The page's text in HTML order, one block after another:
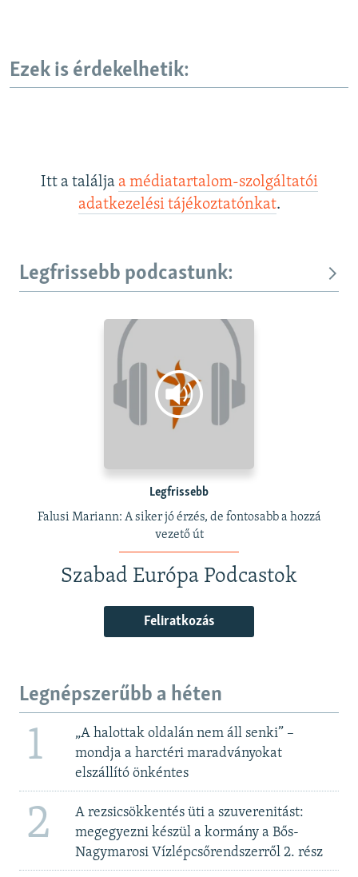
Ezek is érdekelhetik:
Itt a találja a médiatartalom-szolgáltatói
adatkezelési tájékoztatónkat.
Legfrissebb podcastunk:
Legfrissebb
Falusi Mariann: A siker jó érzés, de fontosabb a hozzá
vezető út
Szabad Európa Podcastok
Feliratkozás
Legnépszerűbb a héten
1
„A halottak oldalán nem áll senki” –
mondja a harctéri maradványokat
elszállító önkéntes
2
A rezsicsökkentés üti a szuverenitást:
megegyezni készül a kormány a Bős-
Nagymarosi Vízlépcsőrendszerről 2. rész